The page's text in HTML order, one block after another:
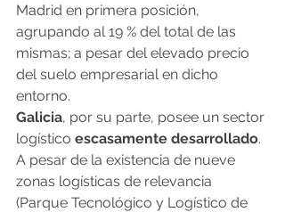
Madrid en primera posición,
agrupando al 19 % del total de las
mismas; a pesar del elevado precio
del suelo empresarial en dicho
entorno.
Galicia, por su parte, posee un sector
logístico escasamente desarrollado.
A pesar de la existencia de nueve
zonas logísticas de relevancia
(Parque Tecnológico y Logístico de